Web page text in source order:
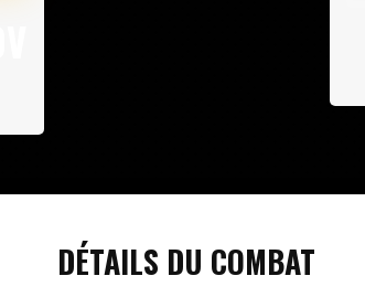
DÉTAILS DU COMBAT